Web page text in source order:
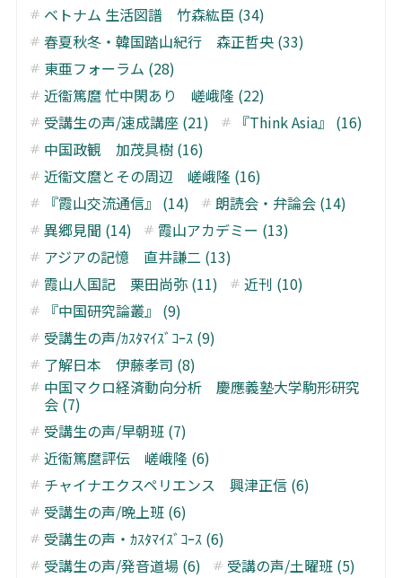
ベトナム 生活図譜 竹森紘臣 (34)
春夏秋冬・韓国踏山紀行 森正哲央 (33)
東亜フォーラム (28)
近衞篤麿 忙中閑あり 嵯峨隆 (22)
受講生の声/速成講座 (21)
『Think Asia』 (16)
中国政観 加茂具樹 (16)
近衞文麿とその周辺 嵯峨隆 (16)
『霞山交流通信』 (14)
朗読会・弁論会 (14)
異郷見聞 (14)
霞山アカデミー (13)
アジアの記憶 直井謙二 (13)
霞山人国記 栗田尚弥 (11)
近刊 (10)
『中国研究論叢』 (9)
受講生の声/ｶｽﾀﾏｲｽﾞｺｰｽ (9)
了解日本 伊藤孝司 (8)
中国マクロ経済動向分析 慶應義塾大学駒形研究
会 (7)
受講生の声/早朝班 (7)
近衞篤麿評伝 嵯峨隆 (6)
チャイナエクスペリエンス 興津正信 (6)
受講生の声/晩上班 (6)
受講生の声・ｶｽﾀﾏｲｽﾞｺｰｽ (6)
受講生の声/発音道場 (6)
受講の声/土曜班 (5)